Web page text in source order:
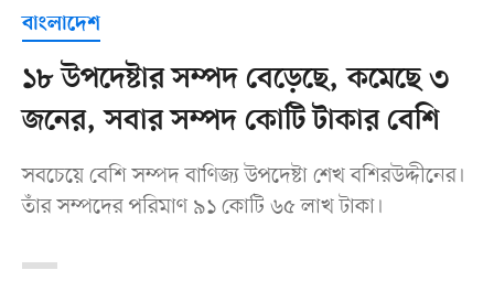
বাংলাদেশ
১৮ উপদেষ্টার সম্পদ বেড়েছে, কমেছে ৩
জনের, সবার সম্পদ কোটি টাকার বেশি
সবচেয়ে বেশি সম্পদ বাণিজ্য উপদেষ্টা শেখ বশিরউদ্দীনের।
তাঁর সম্পদের পরিমাণ ৯১ কোটি ৬৫ লাখ টাকা।